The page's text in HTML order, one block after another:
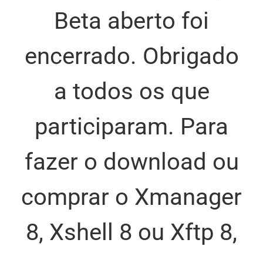
Beta aberto foi
encerrado. Obrigado
a todos os que
participaram. Para
fazer o download ou
comprar o Xmanager
8, Xshell 8 ou Xftp 8,